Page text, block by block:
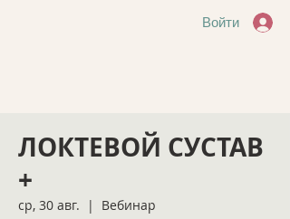
Войти
ЛОКТЕВОЙ СУСТАВ
+
ср, 30 авг.
  |
Вебинар